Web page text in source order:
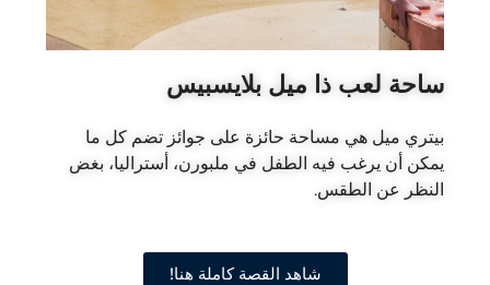
ساحة لعب ذا ميل بلايسبيس
بيتري ميل هي مساحة حائزة على جوائز تضم كل ما
يمكن أن يرغب فيه الطفل في ملبورن، أستراليا، بغض
النظر عن الطقس.
شاهد القصة كاملة هنا!